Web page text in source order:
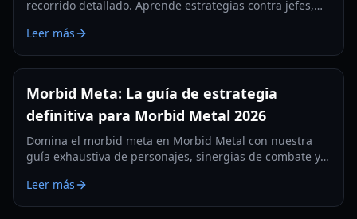
recorrido detallado. Aprende estrategias contra jefes,
de Platino.
Leer más
Morbid Meta: La guía de estrategia
definitiva para Morbid Metal 2026
Domina el morbid meta en Morbid Metal con nuestra
guía exhaustiva de personajes, sinergias de combate y
Leer más